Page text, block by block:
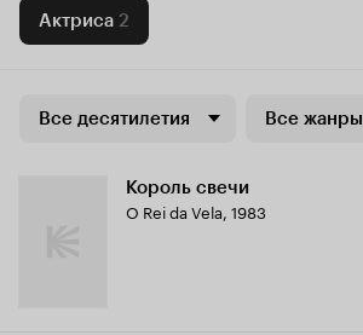
Актриса 2
Все десятилетия Все жанры
Король свечи
O Rei da Vela, 1983